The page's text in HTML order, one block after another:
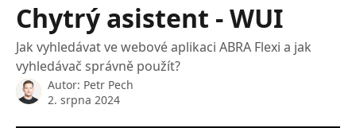
Chytrý asistent - WUI
Jak vyhledávat ve webové aplikaci ABRA Flexi a jak
vyhledávač správně použít?
Autor: Petr Pech
2. srpna 2024